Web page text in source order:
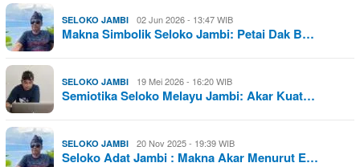
SELOKO JAMBI 02 Jun 2026 - 13:47 WIB
Makna Simbolik Seloko Jambi: Petai Dak B…
SELOKO JAMBI 19 Mei 2026 - 16:20 WIB
Semiotika Seloko Melayu Jambi: Akar Kuat…
SELOKO JAMBI 20 Nov 2025 - 19:39 WIB
Seloko Adat Jambi : Makna Akar Menurut E…